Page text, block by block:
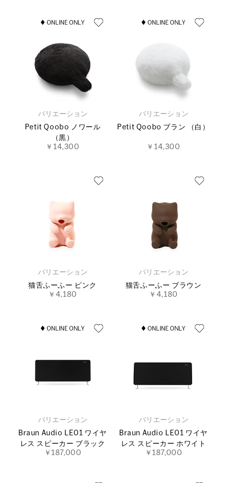
バリエーション
Petit Qoobo ノワール
（黒）
￥14,300
バリエーション
Petit Qoobo ブラン （白）
￥14,300
バリエーション
猫舌ふーふー ピンク
￥4,180
バリエーション
猫舌ふーふー ブラウン
￥4,180
バリエーション
Braun Audio LE01 ワイヤ
レス スピーカー ブラック
￥187,000
バリエーション
Braun Audio LE01 ワイヤ
レス スピーカー ホワイト
￥187,000